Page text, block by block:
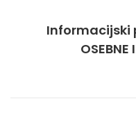
Informacijski
OSEBNE